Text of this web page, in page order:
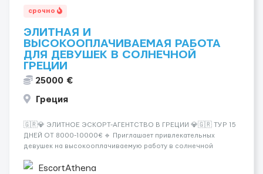
срочно
ЭЛИТНАЯ И
ВЫСОКООПЛАЧИВАЕМАЯ РАБОТА
ДЛЯ ДЕВУШЕК В СОЛНЕЧНОЙ
ГРЕЦИИ
25000 €
Греция
🇬🇷💎 ЭЛИТНОЕ ЭСКОРТ-АГЕНТСТВО В ГРЕЦИИ 💎🇬🇷 ТУР 15
ДНЕЙ ОТ 8000-10000€ 🔹 Приглашает привлекательных
девушек на высокооплачиваемую работу в солнечной
хорошие деньги 💶 — это предложение для тебя! 🔹
EscortAthena